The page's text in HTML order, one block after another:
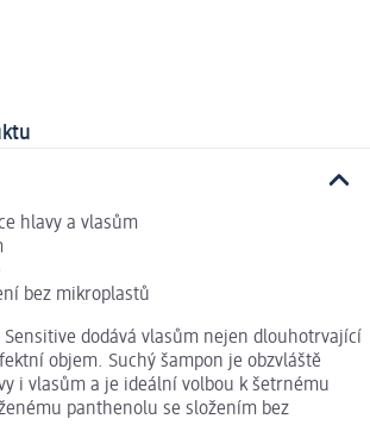
hlavy a vlasům
bez mikroplastů
Sensitive dodává vlasům nejen dlouhotrvající
objem. Suchý šampon je obzvláště
i vlasům a je ideální volbou k šetrnému
panthenolu se složením bez